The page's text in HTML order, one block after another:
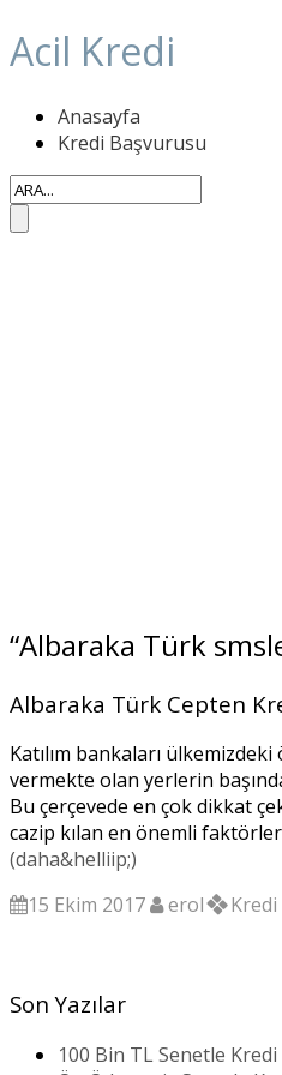
Acil Kredi
Anasayfa
Kredi Başvurusu
“Albaraka Türk
Albaraka Türk Cepten
Katılım bankaları
vermekte olan yerlerin
Bu çerçevede en çok dikkat
cazip kılan en önemli
(daha&helliip;)
15 Ekim 2017
erol
Son Yazılar
100 Bin TL Senetle Kredi